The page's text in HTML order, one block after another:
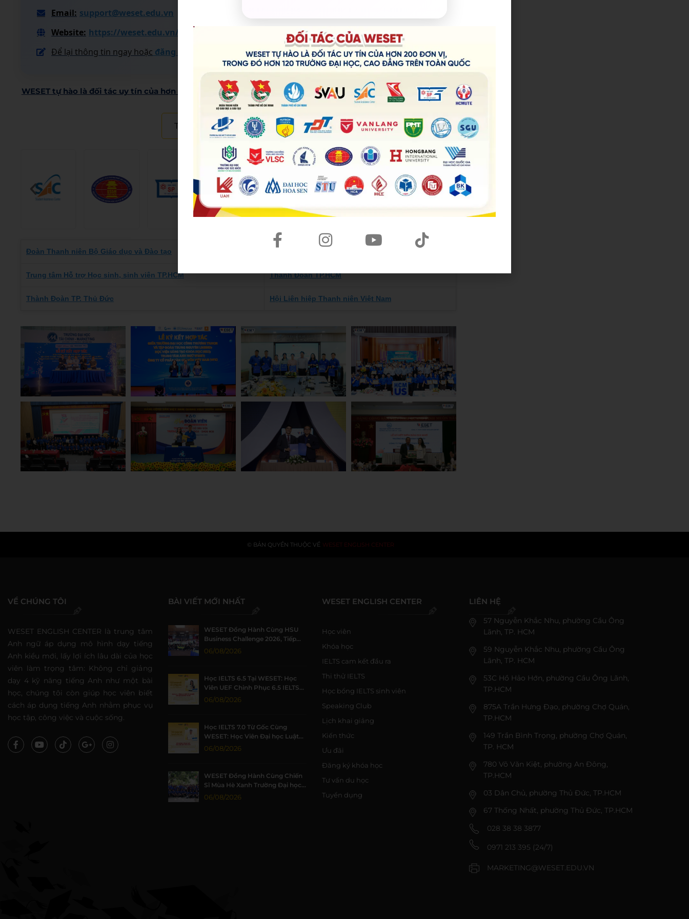
Email: support@weset.edu.vn
Website: https://weset.edu.vn/
Để lại thông tin ngay hoặc đăng ký tư vấn tại đây.
WESET tự hào là đối tác uy tín của hơn 200 đơn vị, trong đó hơn 120 trường đại học, cao đẳng trên toàn quốc.​
Tổng hợp đối tác của chúng tôi
Đoàn Thanh niên Bộ Giáo dục và Đào tạo
Trung tâm Hỗ trợ Học sinh, sinh viên TP.HCM Thành Đoàn TP.HCM
Thành Đoàn TP. Thủ Đức Hội Liên hiệp Thanh niên Việt Nam
© BẢN QUYỀN THUỘC VỀ WESET ENGLISH CENTER
VỀ CHÚNG TÔI
WESET ENGLISH CENTER là trung tâm
Anh ngữ áp dụng mô hình dạy tiếng
Anh kiểu mới, lấy lợi ích lâu dài của học
viên làm trọng tâm: Không chỉ giảng
dạy 4 kỹ năng tiếng Anh như một bài
học, chúng tôi còn giúp học viên biết
cách áp dụng tiếng Anh nhằm phục vụ
học tập, công việc và cuộc sống.
BÀI VIẾT MỚI NHẤT
WESET Đồng Hành Cùng HSU
Business Challenge 2026, Tiếp
Sức Sinh Viên Khởi Nghiệp
06/08/2026
Học IELTS 6.5 Tại WESET: Học
Viên UEF Chinh Phục 6.5 IELTS
Nhờ Môi Trường Học Tập Chất
06/08/2026
Học IELTS 7.0 Từ Gốc Cùng
WESET: Học Viên Đại học Luật
TP.HCM Đạt 7.0 IELTS
06/08/2026
WESET Đồng Hành Cùng Chiến
Sĩ Mùa Hè Xanh Trường Đại học
Khoa học Tự nhiên, ĐHQG-HCM
06/08/2026
WESET ENGLISH CENTER
Học viên
Khóa học
IELTS cam kết đầu ra
Thi thử IELTS
Học bổng IELTS sinh viên
Speaking Club
Lịch khai giảng
Kiến thức
Ưu đãi
Đăng ký khóa học
Tư vấn du học
Tuyển dụng
LIÊN HỆ
57 Nguyễn Khắc Nhu, phường Cầu Ông
Lãnh, TP. HCM
59 Nguyễn Khắc Nhu, phường Cầu Ông
Lãnh, TP. HCM
53C Hồ Hảo Hớn, phường Cầu Ông Lãnh,
TP.HCM
875A Trần Hưng Đạo, phường Chợ Quán,
TP.HCM
149 Trần Bình Trọng, phường Chợ Quán,
TP. HCM
780 Võ Văn Kiệt, phường An Đông,
TP.HCM
03 Dân Chủ, phường Thủ Đức, TP.HCM
67 Thống Nhất, phường Thủ Đức, TP.HCM
028 38 38 3877
0971 213 395 (24/7)
MARKETING@WESET.EDU.VN